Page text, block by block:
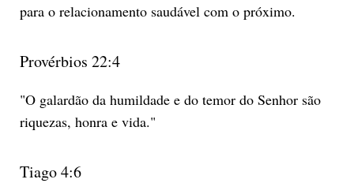
para o relacionamento saudável com o próximo.
Provérbios 22:4
"O galardão da humildade e do temor do Senhor são
riquezas, honra e vida."
Tiago 4:6